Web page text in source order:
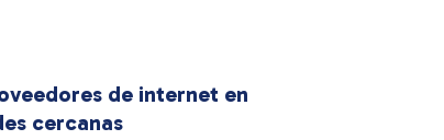
de internet en
cercanas